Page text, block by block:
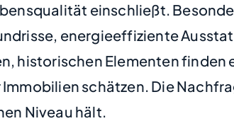
einschließt.
energieeffiziente
historischen Elementen finden
schätzen. Die
Niveau hält.